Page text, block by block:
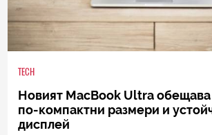
TECH
Новият MacBook Ultra обещава
по-компактни размери и
дисплей